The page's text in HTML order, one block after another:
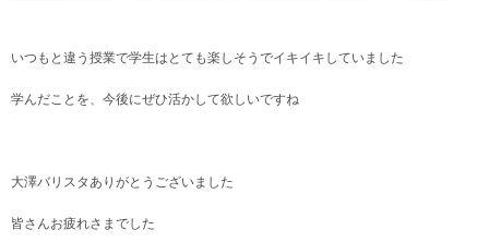
いつもと違う授業で学生はとても楽しそうでイキイキしていました
学んだことを、今後にぜひ活かして欲しいですね
大澤バリスタありがとうございました
皆さんお疲れさまでした